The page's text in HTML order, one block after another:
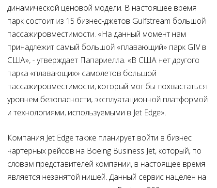
динамической ценовой модели. В настоящее время
парк состоит из 15 бизнес-джетов Gulfstream большой
пассажировместимости. «На данный момент нам
принадлежит самый большой «плавающий» парк GIV в
США», - утверждает Папариелла. «В США нет другого
парка «плавающих» самолетов большой
пассажировместимости, который мог бы похвастаться
уровнем безопасности, эксплуатационной платформой
и технологиями, используемыми в Jet Edge».
Компания Jet Edge также планирует войти в бизнес
чартерных рейсов на Boeing Business Jet, который, по
словам представителей компании, в настоящее время
является незанятой нишей. Данный сервис нацелен на